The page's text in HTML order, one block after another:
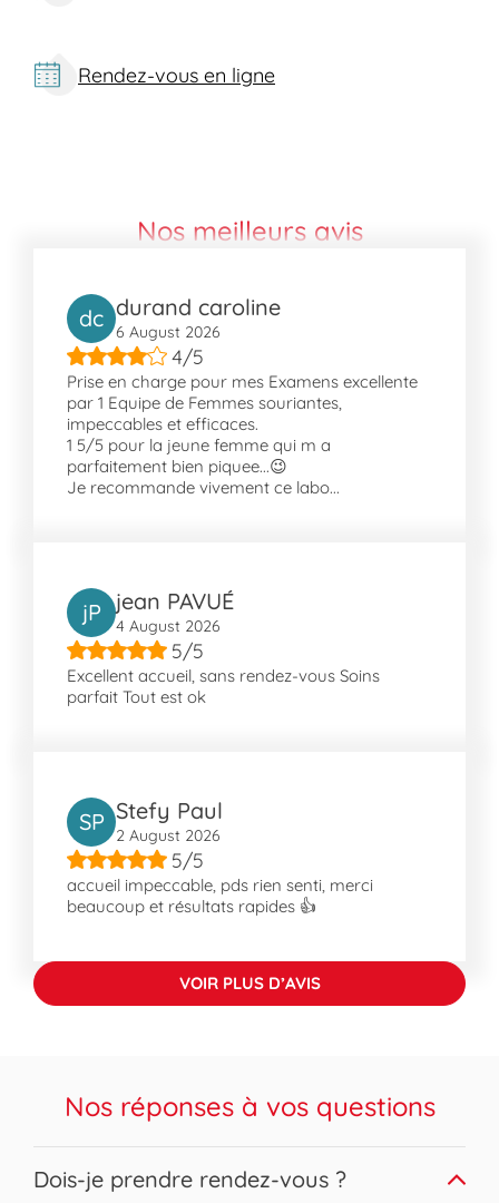
Rendez-vous en ligne
Nos meilleurs avis
dc durand caroline
6 August 2026
4/5
Prise en charge pour mes Examens excellente
par 1 Equipe de Femmes souriantes,
impeccables et efficaces.
1 5/5 pour la jeune femme qui m a
parfaitement bien piquee...😉
Je recommande vivement ce labo...
jP jean PAVUÉ
4 August 2026
5/5
Excellent accueil, sans rendez-vous Soins
parfait Tout est ok
SP Stefy Paul
2 August 2026
5/5
accueil impeccable, pds rien senti, merci
beaucoup et résultats rapides 👍
VOIR PLUS D’AVIS
Nos réponses à vos questions
Dois-je prendre rendez-vous ?
Expand or collapse answer